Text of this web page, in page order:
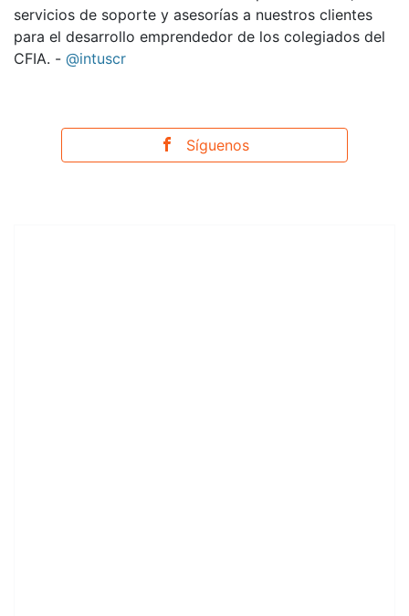
servicios de soporte y asesorías a nuestros clientes
para el desarrollo emprendedor de los colegiados del
CFIA. - @intuscr
Síguenos